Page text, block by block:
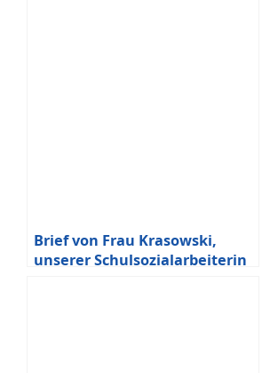
Brief von Frau Krasowski,
unserer Schulsozialarbeiterin